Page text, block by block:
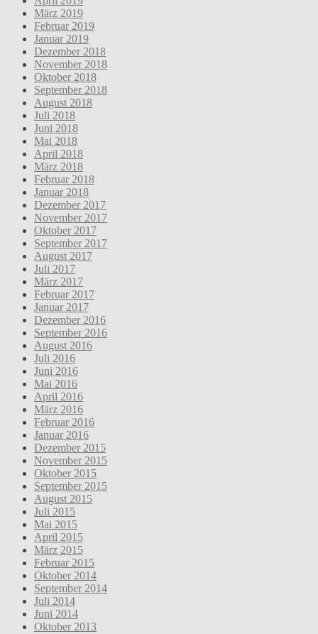
März 2019
Februar 2019
Januar 2019
Dezember 2018
November 2018
Oktober 2018
September 2018
August 2018
Juli 2018
Juni 2018
Mai 2018
April 2018
März 2018
Februar 2018
Januar 2018
Dezember 2017
November 2017
Oktober 2017
September 2017
August 2017
Juli 2017
März 2017
Februar 2017
Januar 2017
Dezember 2016
September 2016
August 2016
Juli 2016
Juni 2016
Mai 2016
April 2016
März 2016
Februar 2016
Januar 2016
Dezember 2015
November 2015
Oktober 2015
September 2015
August 2015
Juli 2015
Mai 2015
April 2015
März 2015
Februar 2015
Oktober 2014
September 2014
Juli 2014
Juni 2014
Oktober 2013